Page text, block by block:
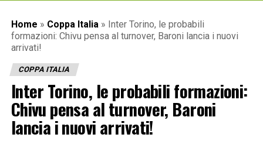
Home » Coppa Italia » Inter Torino, le probabili
formazioni: Chivu pensa al turnover, Baroni lancia i nuovi
arrivati!
COPPA ITALIA
Inter Torino, le probabili formazioni:
Chivu pensa al turnover, Baroni
lancia i nuovi arrivati!